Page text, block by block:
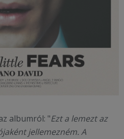
albumról: "Ezt a lemezt az
jellemezném. A